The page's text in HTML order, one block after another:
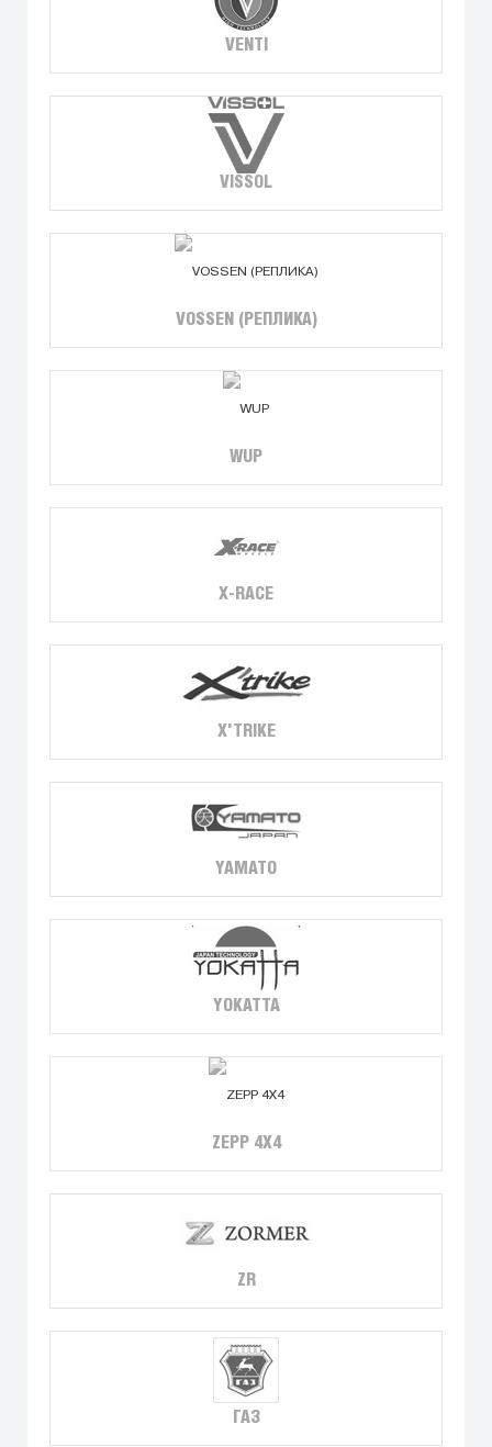
VENTI
VISSOL
VOSSEN (РЕПЛИКА)
WUP
X-RACE
X'TRIKE
YAMATO
YOKATTA
ZEPP 4X4
ZR
ГАЗ